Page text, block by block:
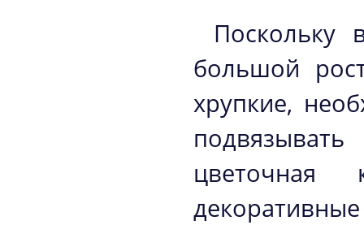
Поскольку
большой
хрупкие,
цветочная